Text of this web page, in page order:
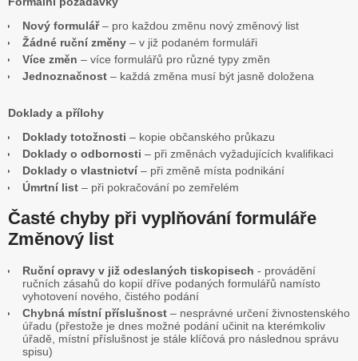
Nový formulář– pro každou změnu nový změnový list
Žádné ruční změny – v již podaném formuláři
Více změn – více formulářů pro různé typy změn
Jednoznačnost – každá změna musí být jasně doložena
Doklady a přílohy
Doklady totožnosti – kopie občanského průkazu
Doklady o odbornosti – při změnách vyžadujících kvalifikaci
Doklady o vlastnictví– při změně místa podnikání
Úmrtní list – při pokračování po zemřelém
Časté chyby při vyplňování formuláře
Změnový list
Ruční opravy v již odeslaných tiskopisech - provádění
ručních zásahů do kopií dříve podaných formulářů namísto
vyhotovení nového, čistého podání
Chybná místní příslušnost – nesprávné určení živnostenského
úřadu (přestože je dnes možné podání učinit na kterémkoliv
úřadě, místní příslušnost je stále klíčová pro následnou správu
spisu)